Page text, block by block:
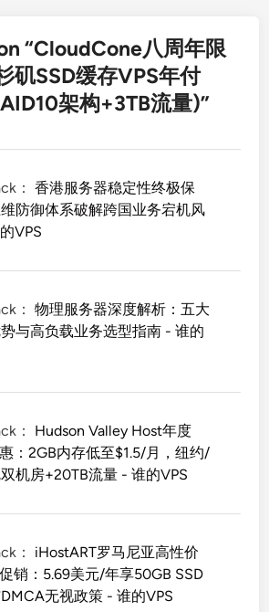
“CloudCone八周年限
矶SSD缓存VPS年付
架构+3TB流量)”
：香港服务器稳定性终极保
防御体系破解跨国业务宕机风
VPS
：物理服务器深度解析：五大
与高负载业务选型指南 - 谁的
： Hudson Valley Host年度
：2GB内存低至$1.5/月，纽约/
机房+20TB流量 - 谁的VPS
： iHostART罗马尼亚高性价
销：5.69美元/年享50GB SSD
无视政策 - 谁的VPS